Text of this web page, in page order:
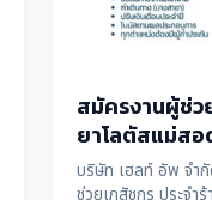
สมัครงานผู้ช่ว
ยาโลตัสแม่สอ
อัพ จำกัด
บริษัท เฮลท์ อัพ จำ
ช่วยเภสัชกร ประจำ